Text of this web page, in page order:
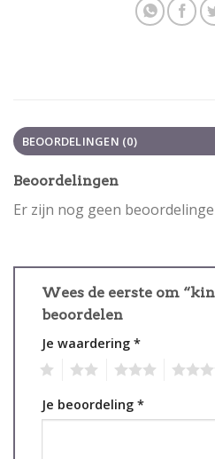
BEOORDELINGEN (0)
Beoordelingen
Er zijn nog geen
Wees de eerste om
beoordelen
Je waardering *
Je beoordeling *